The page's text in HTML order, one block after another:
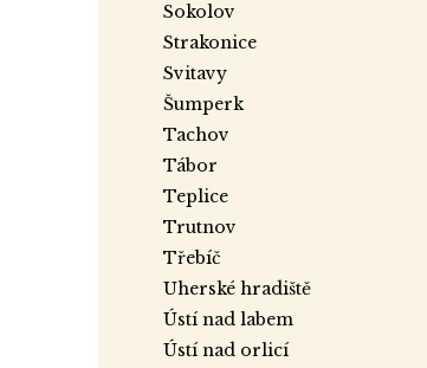
sokolov
strakonice
svitavy
šumperk
tachov
tábor
teplice
trutnov
třebíč
uherské hradiště
ústí nad labem
ústí nad orlicí